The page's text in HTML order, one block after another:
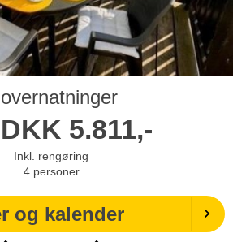
DKK 5.811,-
Inkl. rengøring
4 personer
og kalender